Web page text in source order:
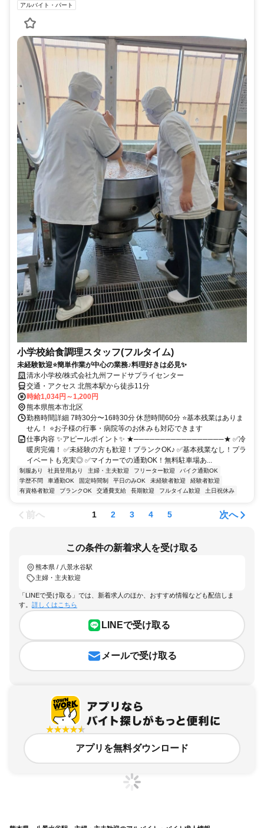
アルバイト・パート
小学校給食調理スタッフ(フルタイム)
未経験歓迎⭐簡単作業が中心の業務♪料理好きは必見✨
清水小学校/株式会社九州フードサプライセンター
交通・アクセス 北熊本駅から徒歩11分
時給1,034円～1,200円
熊本県熊本市北区
勤務時間詳細 7時30分〜16時30分 休憩時間60分 ⭐基本残業はありま
せん！ ⭐お子様の行事・病院等のお休みも対応できます
仕事内容 ✨アピールポイント✨ ★─────────────────★ ✅冷
暖房完備！ ✅未経験の方も歓迎！ブランクOK♪ ✅基本残業なし！プラ
イベートも充実◎ ✅マイカーでの通勤OK！無料駐車場あ...
制服あり 社員登用あり 主婦・主夫歓迎 フリーター歓迎
バイク通勤OK
学歴不問
車通勤OK 固定時間制 平日のみOK 未経験者歓迎
経験者歓迎
有資格者歓迎
ブランクOK 交通費支給 長期歓迎 フルタイム歓迎 土日祝休み
前へ 1 2 3 4 5 次へ
この条件の新着求人を受け取る
熊本県 / 八景水谷駅
主婦・主夫歓迎
「LINEで受け取る」では、新着求人のほか、おすすめ情報なども配信しま
す。 詳しくはこちら
LINEで受け取る
メールで受け取る
アプリを無料ダウンロード